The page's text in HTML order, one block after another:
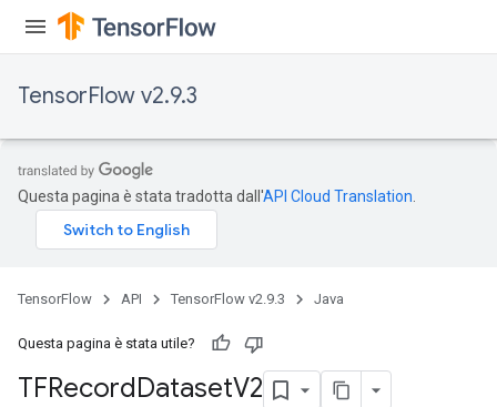
TensorFlow v2.9.3
Questa pagina è stata tradotta dall'API Cloud Translation
TensorFlow API TensorFlow v2.9.3 Java
Questa pagina è stata utile?
TFRecordDatasetV2